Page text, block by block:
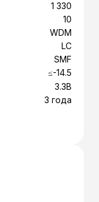
1 330
10
WDM
LC
SMF
≤-14.5
3.3В
3 года